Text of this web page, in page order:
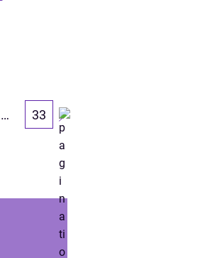
… 33